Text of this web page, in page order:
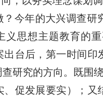
？今年的大兴调查
义思想主题教育的
台后，第一时间
研究的方向。既围
、促发展要实）；